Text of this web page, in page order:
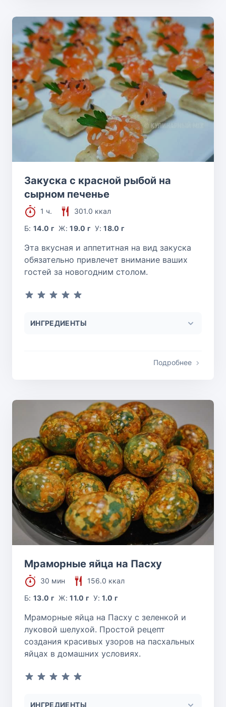
Закуска с красной рыбой на
сырном печенье
1 ч.
301.0 ккал
Б:14.0 г Ж:19.0 г У:18.0 г
Эта вкусная и аппетитная на вид закуска
обязательно привлечет внимание ваших
гостей за новогодним столом.
ИНГРЕДИЕНТЫ
Подробнее
Мраморные яйца на Пасху
30 мин
156.0 ккал
Б:13.0 г Ж:11.0 г У:1.0 г
Мраморные яйца на Пасху с зеленкой и
луковой шелухой. Простой рецепт
создания красивых узоров на пасхальных
яйцах в домашних условиях.
ИНГРЕДИЕНТЫ